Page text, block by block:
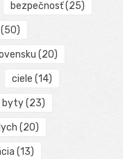
bezpečnosť(25)
(50)
(20)
ciele (14)
byty(23)
(20)
(13)